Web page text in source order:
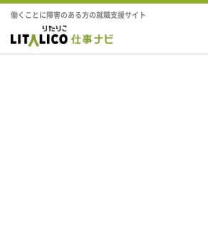
働くことに障害のある方の就職支援サイト